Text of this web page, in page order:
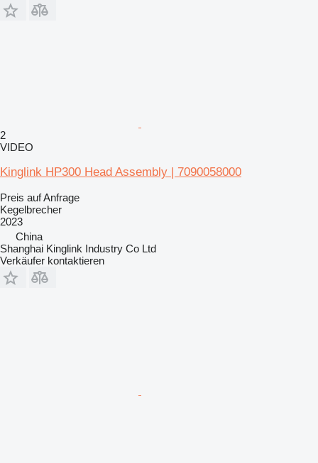
2
VIDEO
Kinglink HP300 Head Assembly | 7090058000
Preis auf Anfrage
Kegelbrecher
2023
China
Shanghai Kinglink Industry Co Ltd
Verkäufer kontaktieren